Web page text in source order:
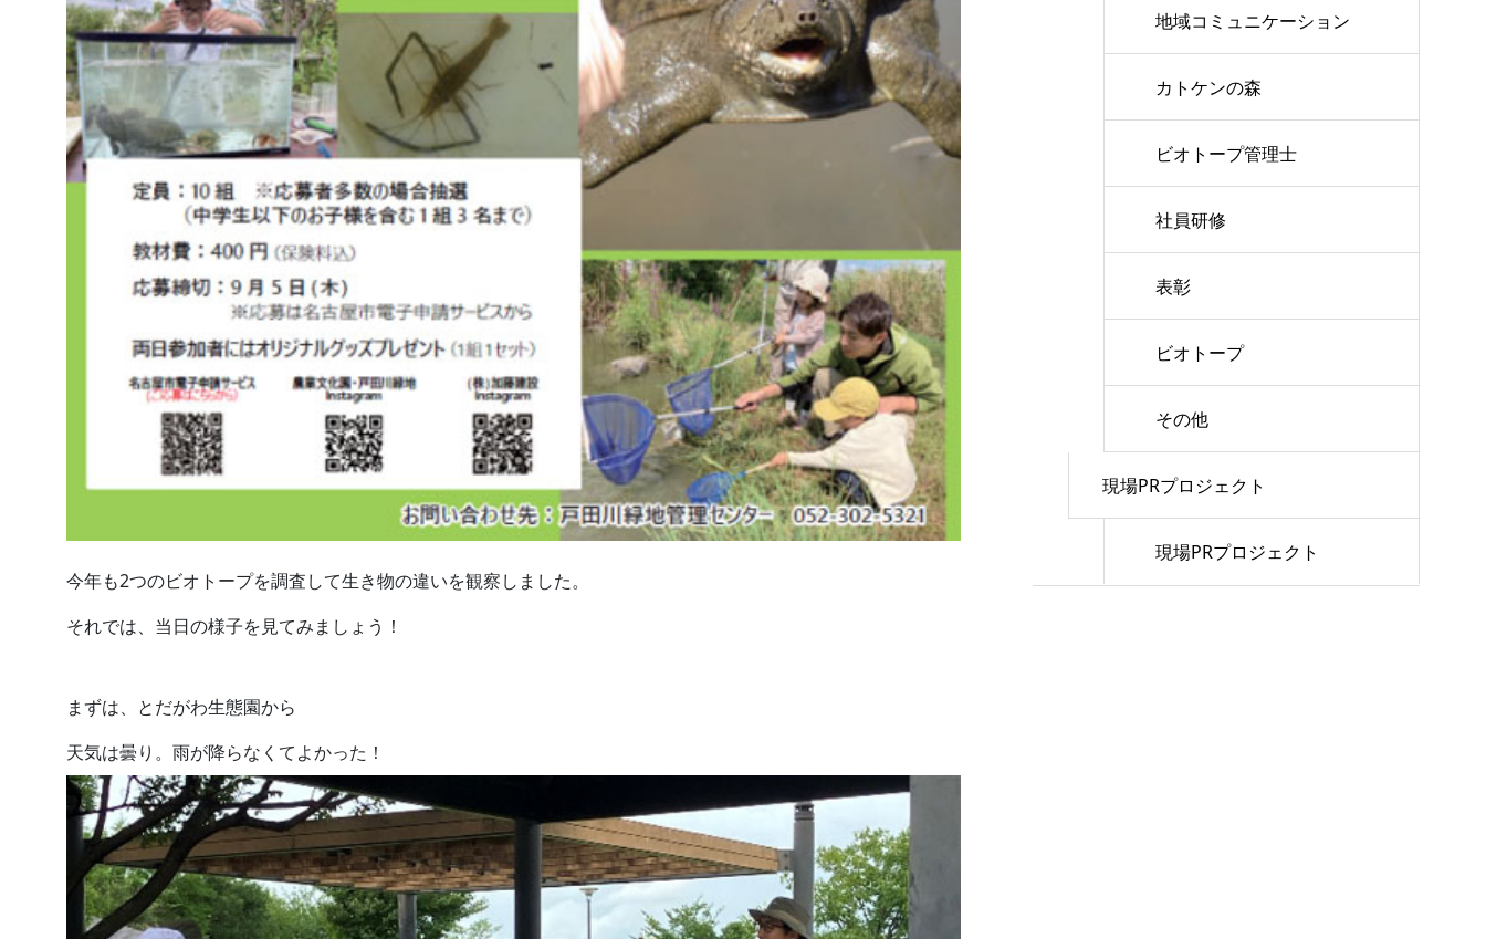
今年も2つのビオトープを調査して生き物の違いを観察しました。
それでは、当日の様子を見てみましょう！
まずは、とだがわ生態園から
天気は曇り。雨が降らなくてよかった！
地域コミュニケーション
カトケンの森
ビオトープ管理士
社員研修
表彰
ビオトープ
その他
現場PRプロジェクト
現場PRプロジェクト